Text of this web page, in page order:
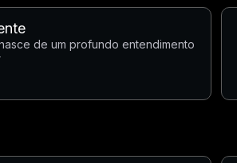
de um profundo entendimento